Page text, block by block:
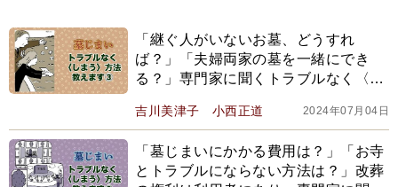
「継ぐ人がいないお墓、どうすれ
ば？」「夫婦両家の墓を一緒にでき
る？」専門家に聞くトラブルなく〈し
吉川美津子 小西正道 2024年07月04日
「墓じまいにかかる費用は？」「お寺
とトラブルにならない方法は？」改葬